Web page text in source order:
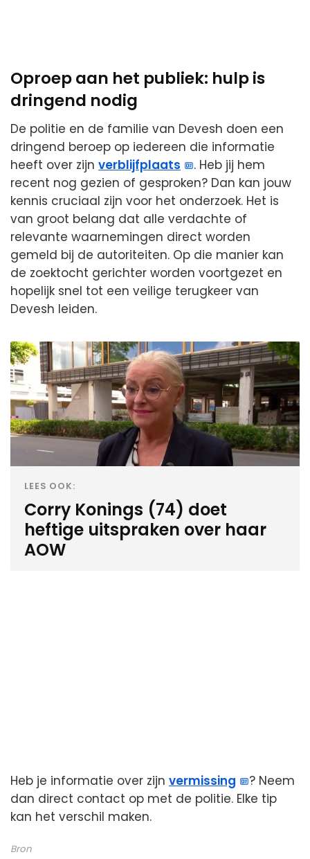
Oproep aan het publiek: hulp is
dringend nodig
De politie en de familie van Devesh doen een
dringend beroep op iedereen die informatie
heeft over zijn verblijfplaats
. Heb jij hem
recent nog gezien of gesproken? Dan kan jouw
kennis cruciaal zijn voor het onderzoek. Het is
van groot belang dat alle verdachte of
relevante waarnemingen direct worden
gemeld bij de autoriteiten. Op die manier kan
de zoektocht gerichter worden voortgezet en
hopelijk snel tot een veilige terugkeer van
Devesh leiden.
LEES OOK:
Corry Konings (74) doet
heftige uitspraken over haar
AOW
Heb je informatie over zijn vermissing
? Neem
dan direct contact op met de politie. Elke tip
kan het verschil maken.
Bron